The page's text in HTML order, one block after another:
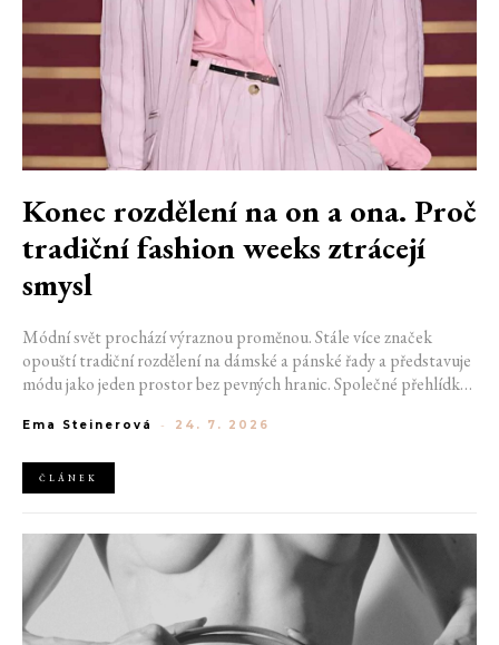
Konec rozdělení na on a ona. Proč
tradiční fashion weeks ztrácejí
smysl
Módní svět prochází výraznou proměnou. Stále více značek
opouští tradiční rozdělení na dámské a pánské řady a představuje
módu jako jeden prostor bez pevných hranic. Společné přehlídky,
klasické týdny módy mohou brzy vypadat úplně jinak.
Ema Steinerová - 24. 7. 2026
ČLÁNEK